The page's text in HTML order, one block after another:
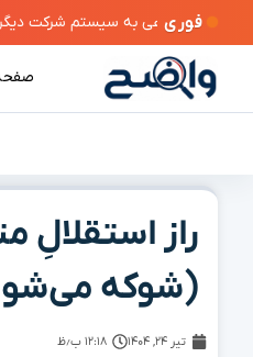
فوری
راز استقلالِ
(شوکه
تیر ۲۴, ۱۴۰۴ ۱۲:۱۸ ب٫ظ